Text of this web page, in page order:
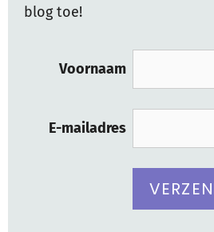
blog toe!
Voornaam
E-mailadres